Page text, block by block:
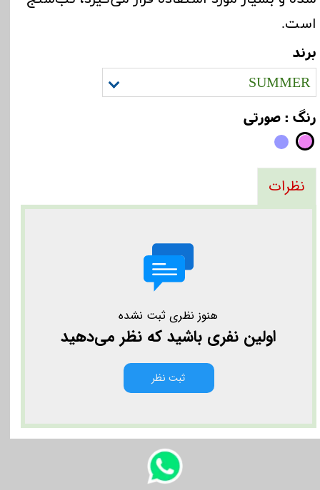
است.
برند
SUMMER
رنگ : صورتی
نظرات
هنوز نظری ثبت نشده
اولین نفری باشید که نظر می‌دهید
ثبت نظر